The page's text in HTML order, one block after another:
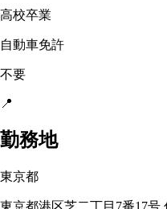
高校卒業
自動車免許
不要
📍
勤務地
東京都
東京都港区芝二丁目7番17号